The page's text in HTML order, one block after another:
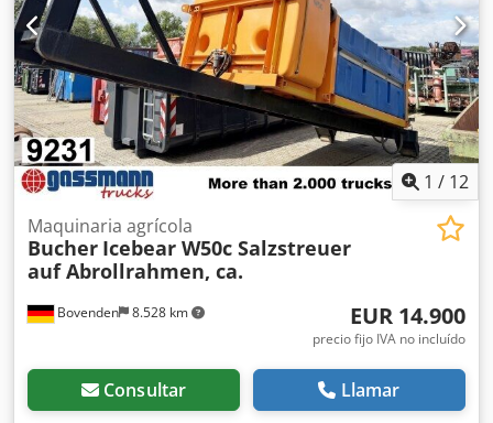
1 / 12
Bovenden 8.528 km
Maquinaria agrícola
Bucher Icebear W50c Salzstreuer
auf Abrollrahmen, ca.
EUR 14.900
precio fijo IVA no incluído
Consultar Llamar